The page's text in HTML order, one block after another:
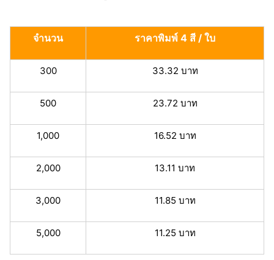
จำนวน ราคาพิมพ์ 4 สี / ใบ
300 33.32 บาท
500 23.72 บาท
1,000 16.52 บาท
2,000 13.11 บาท
3,000 11.85 บาท
5,000 11.25 บาท